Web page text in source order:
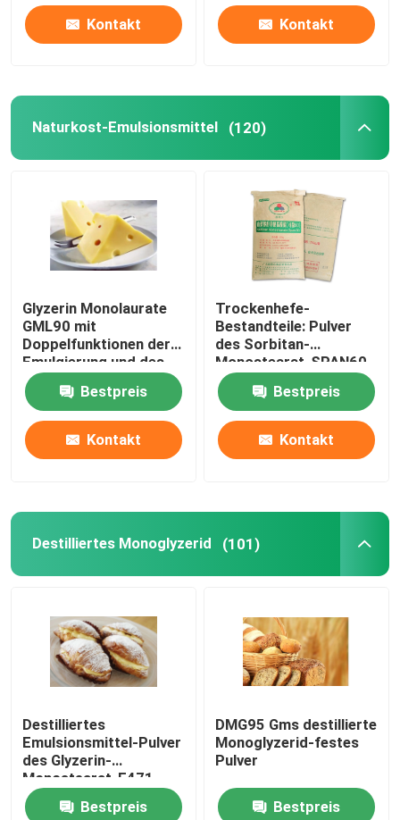
Kontakt Kontakt
Naturkost-Emulsionsmittel (120)
Glyzerin Monolaurate
GML90 mit
Doppelfunktionen der
Emulgierung und des
Antiseptikums
Bestpreis
Kontakt
Trockenhefe-
Bestandteile: Pulver
des Sorbitan-
Monostearat-SPAN60
E491 SMS
Bestpreis
Kontakt
Destilliertes Monoglyzerid (101)
Destilliertes
Emulsionsmittel-Pulver
des Glyzerin-
Monostearat-E471
Bestpreis
DMG95 Gms destillierte
Monoglyzerid-festes
Pulver
Bestpreis